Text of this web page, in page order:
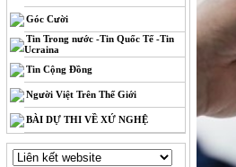
Góc Cười
Tin Trong nước -Tin Quốc Tế -Tin
Ucraina
Tin Cộng Đồng
Người Việt Trên Thế Giới
BÀI DỰ THI VỀ XỨ NGHỆ